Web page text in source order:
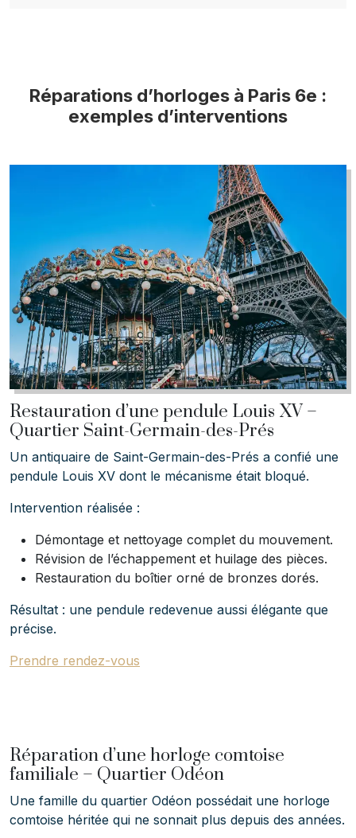
Réparations d’horloges à Paris 6e :
exemples d’interventions
Restauration d’une pendule Louis XV –
Quartier Saint-Germain-des-Prés
Un antiquaire de Saint-Germain-des-Prés a confié une
pendule Louis XV dont le mécanisme était bloqué.
Intervention réalisée :
Démontage et nettoyage complet du mouvement.
Révision de l’échappement et huilage des pièces.
Restauration du boîtier orné de bronzes dorés.
Résultat : une pendule redevenue aussi élégante que
précise.
Prendre rendez-vous
Réparation d’une horloge comtoise
familiale – Quartier Odéon
Une famille du quartier Odéon possédait une horloge
comtoise héritée qui ne sonnait plus depuis des années.